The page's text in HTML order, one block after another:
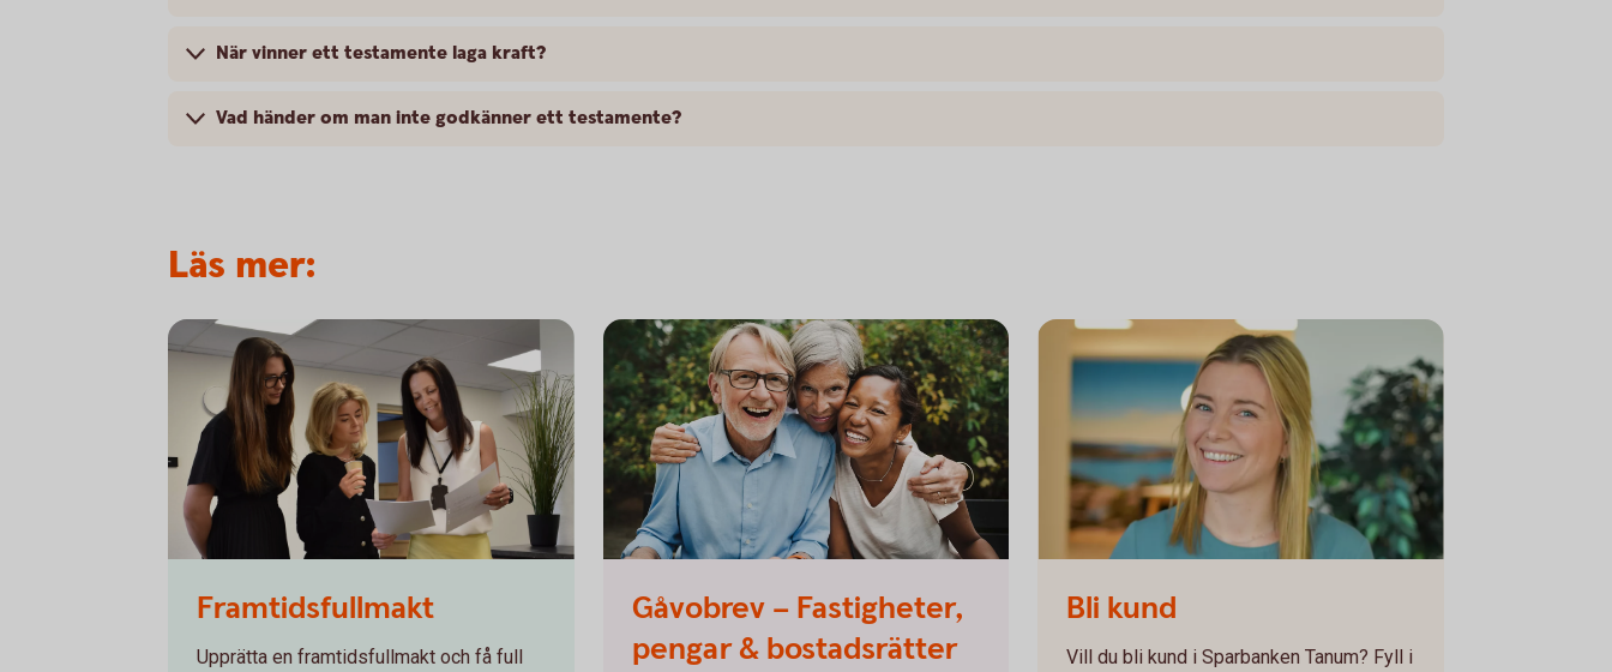
När vinner ett testamente laga kraft?
Vad händer om man inte godkänner ett testamente?
Läs mer:
Framtidsfullmakt
Upprätta en framtidsfullmakt och få full
Gåvobrev – Fastigheter,
pengar & bostadsrätter
Bli kund
Vill du bli kund i Sparbanken Tanum? Fyll i